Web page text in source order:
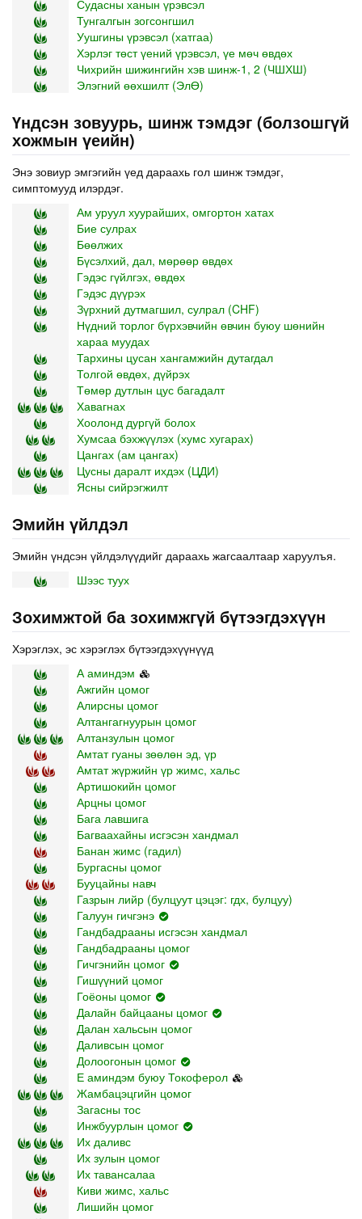
Судасны ханын үрэвсэл
Тунгалгын зогсонгшил
Уушгины үрэвсэл (хатгаа)
Хэрлэг төст үений үрэвсэл, үе мөч өвдөх
Чихрийн шижингийн хэв шинж-1, 2 (ЧШХШ)
Элэгний өөхшилт (ЭлӨ)
Үндсэн зовуурь, шинж тэмдэг (болзошгүй
хожмын үеийн)
Энэ зовиур эмгэгийн үед дараахь гол шинж тэмдэг,
симптомууд илэрдэг.
Ам уруул хуурайших, омгортон хатах
Бие сулрах
Бөөлжих
Бүсэлхий, дал, мөрөөр өвдөх
Гэдэс гүйлгэх, өвдөх
Гэдэс дүүрэх
Зүрхний дутмагшил, сулрал (CHF)
Нүдний торлог бүрхэвчийн өвчин буюу шөнийн
хараа муудах
Тархины цусан хангамжийн дутагдал
Толгой өвдөх, дүйрэх
Төмөр дутлын цус багадалт
Хавагнах
Хоолонд дургүй болох
Хумсаа бэхжүүлэх (хумс хугарах)
Цангах (ам цангах)
Цусны даралт ихдэх (ЦДИ)
Ясны сийрэгжилт
Эмийн үйлдэл
Эмийн үндсэн үйлдэлүүдийг дараахь жагсаалтаар харуулъя.
Шээс туух
Зохимжтой ба зохимжгүй бүтээгдэхүүн
Хэрэглэх, эс хэрэглэх бүтээгдэхүүнүүд
А аминдэм
Ажгийн цомог
Алирсны цомог
Алтангагнуурын цомог
Алтанзулын цомог
Амтат гуаны зөөлөн эд, үр
Амтат жүржийн үр жимс, хальс
Артишокийн цомог
Арцны цомог
Бага лавшига
Багваахайны исгэсэн хандмал
Банан жимс (гадил)
Бургасны цомог
Бууцайны навч
Газрын лийр (булцуут цэцэг: гдх, булцуу)
Галуун гичгэнэ
Гандбадрааны исгэсэн хандмал
Гандбадрааны цомог
Гичгэнийн цомог
Гишүүний цомог
Гоёоны цомог
Далайн байцааны цомог
Далан хальсын цомог
Даливсын цомог
Долоогонын цомог
Е аминдэм буюу Токоферол
Жамбацэцгийн цомог
Загасны тос
Инжбуурлын цомог
Их даливс
Их зулын цомог
Их тавансалаа
Киви жимс, хальс
Лишийн цомог